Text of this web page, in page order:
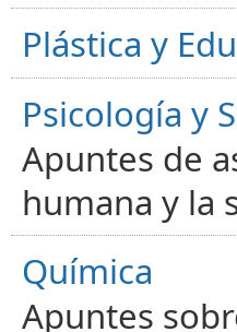
Plástica y
Psicología y
Apuntes de
humana y la
Química
Apuntes